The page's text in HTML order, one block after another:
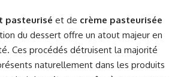
pasteurisé et de crème pasteurisée
du dessert offre un atout majeur en
Ces procédés détruisent la majorité
naturellement dans les produits